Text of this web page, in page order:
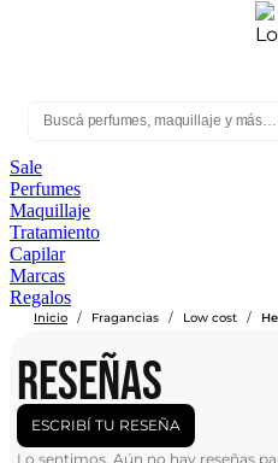
Sale
Perfumes
Maquillaje
Tratamiento
Capilar
Marcas
Regalos
Inicio / Fragancias / Low cost /
RESEÑAS
ESCRIBÍ TU RESEÑA
Lo sentimos. Aún no hay reseñas